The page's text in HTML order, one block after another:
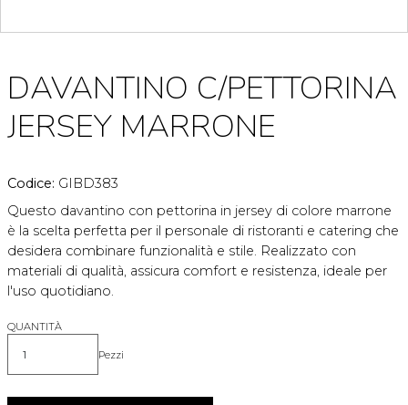
DAVANTINO C/PETTORINA
JERSEY MARRONE
Codice: GIBD383
Questo davantino con pettorina in jersey di colore marrone
è la scelta perfetta per il personale di ristoranti e catering che
desidera combinare funzionalità e stile. Realizzato con
materiali di qualità, assicura comfort e resistenza, ideale per
l'uso quotidiano.
QUANTITÀ
Quantità Pezzi